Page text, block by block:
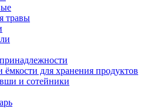
травы
для хранения продуктов
и сотейники